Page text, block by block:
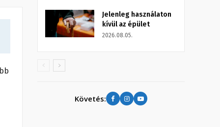
Jelenleg használaton
kívül az épület
2026.08.05.
Követés: